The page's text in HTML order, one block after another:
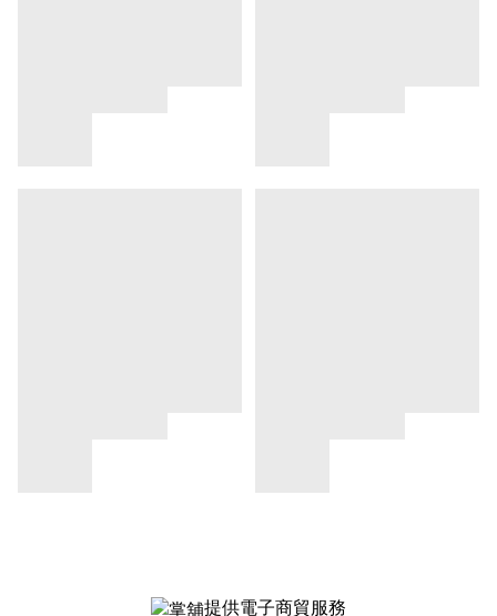
提供電子商貿服務